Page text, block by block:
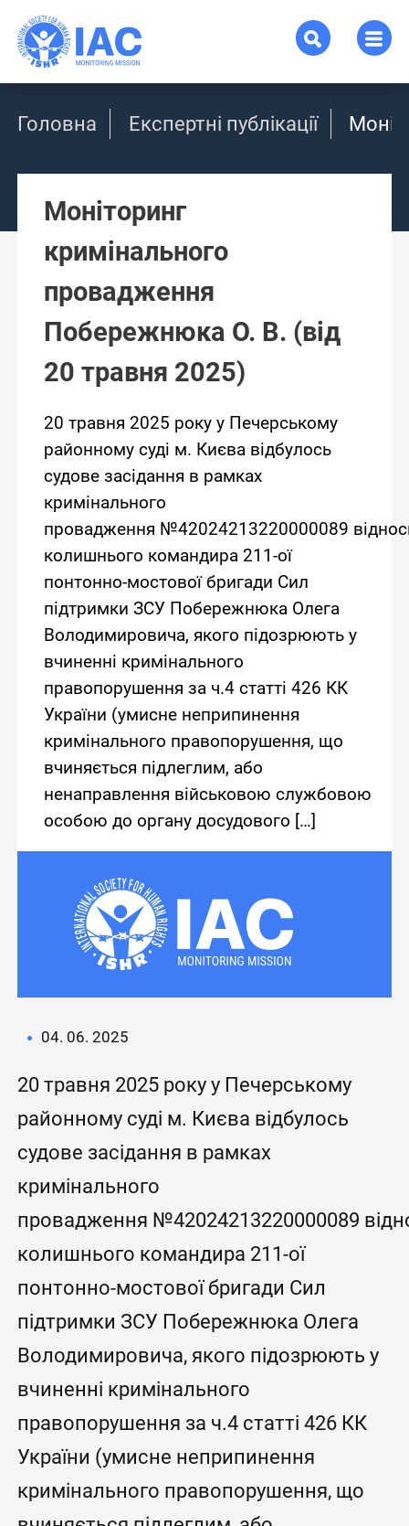
Головна Експертні публікації
Моніторинг
кримінального
провадження
Побережнюка О. В. (від
20 травня 2025)
20 травня 2025 року у Печерському
районному суді м. Києва відбулось
судове засідання в рамках
кримінального
провадження №42024213220000089
колишнього командира 211-ої
понтонно-мостової бригади Сил
підтримки ЗСУ Побережнюка Олега
Володимировича, якого підозрюють у
вчиненні кримінального
правопорушення за ч.4 статті 426 КК
України (умисне неприпинення
кримінального правопорушення, що
вчиняється підлеглим, або
ненаправлення військовою службовою
особою до органу досудового […]
04. 06. 2025
20 травня 2025 року у Печерському
районному суді м. Києва відбулось
судове засідання в рамках
кримінального
провадження №42024213220000089
колишнього командира 211-ої
понтонно-мостової бригади Сил
підтримки ЗСУ Побережнюка Олега
Володимировича, якого підозрюють у
вчиненні кримінального
правопорушення за ч.4 статті 426 КК
України (умисне неприпинення
кримінального правопорушення, що